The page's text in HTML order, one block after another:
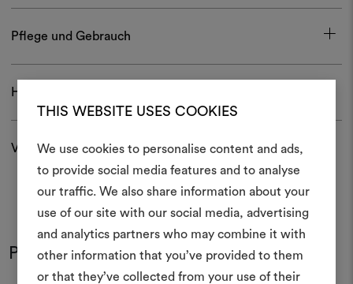
THIS WEBSITE USES COOKIES
We use cookies to personalise content and ads,
to provide social media features and to analyse
our traffic. We also share information about your
use of our site with our social media, advertising
and analytics partners who may combine it with
other information that you’ve provided to them
or that they’ve collected from your use of their
Pflege und Gebrauch
Herunterladen
Versand und Rücksendungen
Produkt im Einsatz
Ein
erstellen
Ein interaktives Tool, mit
Ideen zum Leben
anderen teilen können,